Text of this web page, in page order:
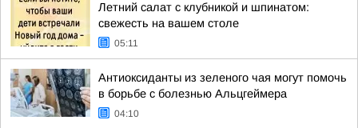
Летний салат с клубникой и шпинатом:
свежесть на вашем столе
05:11
Антиоксиданты из зеленого чая могут помочь
в борьбе с болезнью Альцгеймера
04:10